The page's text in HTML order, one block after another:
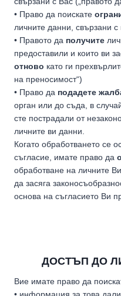
• Право да поискате
личните данни, свързани с
• Правото да получите
предоставили и които ви
отново като ги
на преносимост“)
• Право да подадете
орган или до съда, в
сте пострадали от
личните ви данни.
Когато обработването се
съгласие, имате право да
обработване на личните
да засяга
основа на съгласието Ви
ДОСТЪП ДО
Вие имате право да
• информация за това